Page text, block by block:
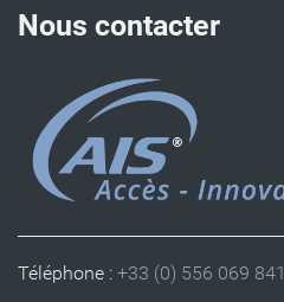
Nous contacter
Téléphone : +33 (0) 556 069 841